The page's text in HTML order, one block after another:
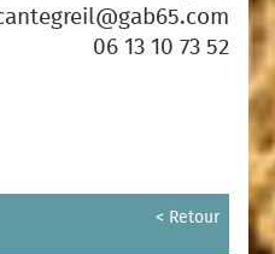
06 13 10 73 52
< Retour